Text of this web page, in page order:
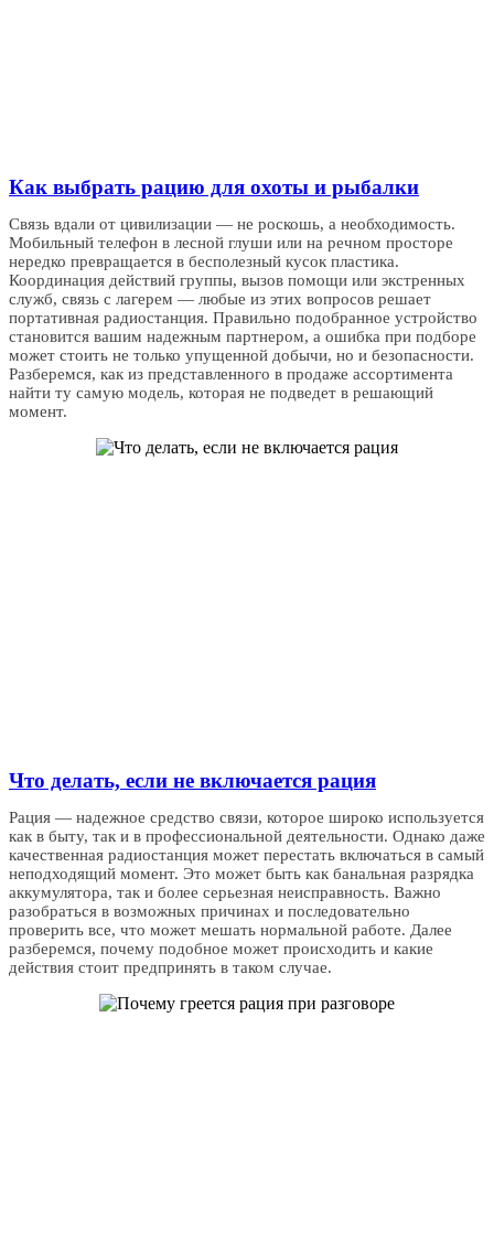
Как выбрать рацию для охоты и рыбалки
Связь вдали от цивилизации — не роскошь, а необходимость.
Мобильный телефон в лесной глуши или на речном просторе
нередко превращается в бесполезный кусок пластика.
Координация действий группы, вызов помощи или экстренных
служб, связь с лагерем — любые из этих вопросов решает
портативная радиостанция. Правильно подобранное устройство
становится вашим надежным партнером, а ошибка при подборе
может стоить не только упущенной добычи, но и безопасности.
Разберемся, как из представленного в продаже ассортимента
найти ту самую модель, которая не подведет в решающий
момент.
Что делать, если не включается рация
Рация — надежное средство связи, которое широко используется
как в быту, так и в профессиональной деятельности. Однако даже
качественная радиостанция может перестать включаться в самый
неподходящий момент. Это может быть как банальная разрядка
аккумулятора, так и более серьезная неисправность. Важно
разобраться в возможных причинах и последовательно
проверить все, что может мешать нормальной работе. Далее
разберемся, почему подобное может происходить и какие
действия стоит предпринять в таком случае.